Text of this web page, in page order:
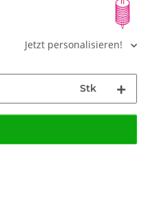
Jetzt personalisieren!
Stk